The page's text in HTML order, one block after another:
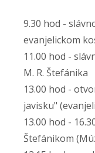
9.30 hod -
evanjelickom
11.00 hod -
M. R. Štefánika
13.00 hod -
javisku"
13.00 hod -
Štefánikom